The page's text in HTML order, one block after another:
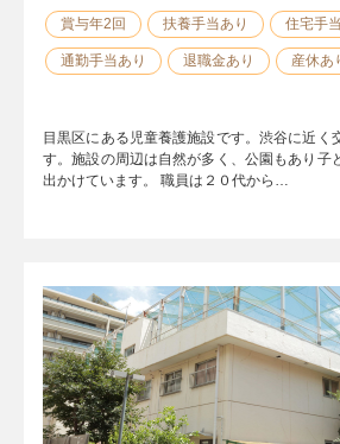
賞与年2回 扶養手当あり 住宅手
通勤手当あり 退職金あり 産休あ
目黒区にある児童養護施設です。渋谷に近く
す。施設の周辺は自然が多く、公園もあり子
出かけています。 職員は２０代から…